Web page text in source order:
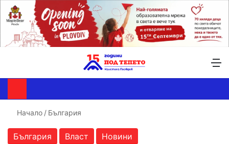
Начало / България
България Власт Новини